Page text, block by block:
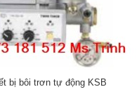
bị bôi trơn tự động KSB